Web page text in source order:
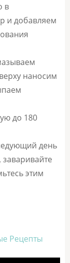
в
и добавляем
наносим
до 180
день
этим
Рецепты